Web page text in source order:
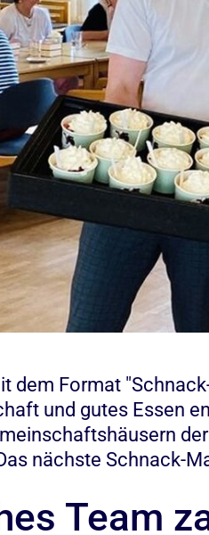
dem Format
und gutes Essen
nächste Schnack-
Team